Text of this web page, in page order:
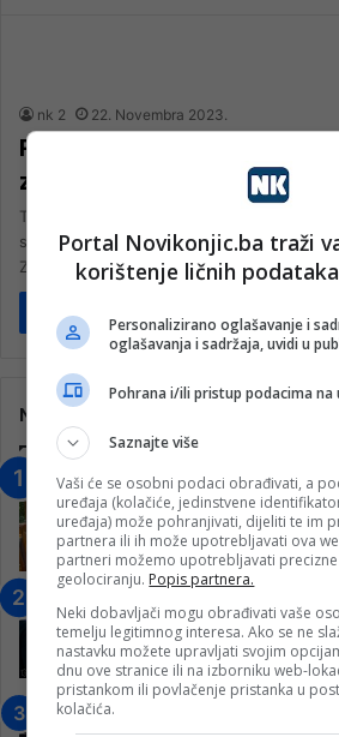
nk 2 22. Novembra 2023.
Plavi novembar –
zdravlje muškaraca
Tokom novembra u zdravstvenim
stavlja na podizanje svijesti javnosti o
Zdravstveni problemi Cilj…
Pročitaj više
Najčitanije
“Obrazovanje
– Konjic je u
25 ​​stipendista
15. Februara 2023.
Konjičanke
ulazom na
7. Marta 2025.
Portal Novikonjic.ba traži
korištenje ličnih
Personalizirano oglašavanje i
oglašavanja i sadržaja, uvidi u
Pohrana i/ili pristup podacima na
Saznajte više
Vaši će se osobni podaci obrađivati, a
uređaja (kolačiće, jedinstvene
uređaja) može pohranjivati, dijeliti te im
partnera ili ih može upotrebljavati ova
partneri možemo upotrebljavati
geolociranju. Popis partnera.
Neki dobavljači mogu obrađivati vaše
temelju legitimnog interesa. Ako se ne
nastavku možete upravljati svojim
dnu ove stranice ili na izborniku web-
pristankom ili povlačenje pristanka u
kolačića.